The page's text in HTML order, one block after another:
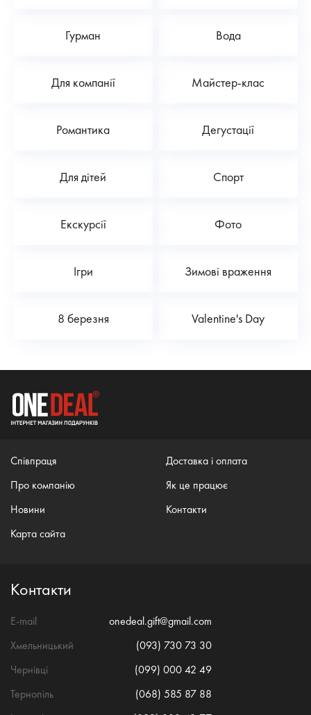
Гурман Вода
Для компанії Майстер-клас
Романтика Дегустації
Для дітей Спорт
Екскурсії Фото
Ігри Зимові враження
8 березня Valentine's Day
Співпраця
Про компанію
Новини
Карта сайта
Доставка і оплата
Як це працює
Контакти
Контакти
E-mail
onedeal.gift@gmail.com
Хмельницький
(093) 730 73 30
Чернівці
(099) 000 42 49
Тернопіль
(068) 585 87 88